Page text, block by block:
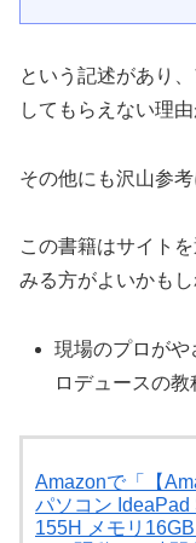
という記述があり
してもらえない理
その他にも沢山参
この書籍はサイト
みる方がよいかもし
現場のプロが
ロデュースの
Amazonで「【
パソコン IdeaPad
155H メモリ